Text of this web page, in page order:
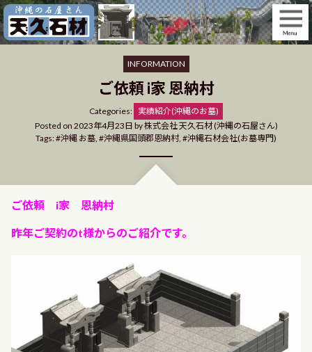
Skip
to
content
INFORMATION
ご依頼 i家 恩納村
Categories: Categories
実績紹介(沖縄のお墓)
Posted on 2023年4月23日 by株式会社 天久石材 (沖縄の石屋さん)
Tags: 沖縄 お墓, 沖縄県国頭郡恩納村, 沖縄石材会社(お墓専門)
ご依頼 i家 恩納村
昨年ご契約のt様からのご紹介です。